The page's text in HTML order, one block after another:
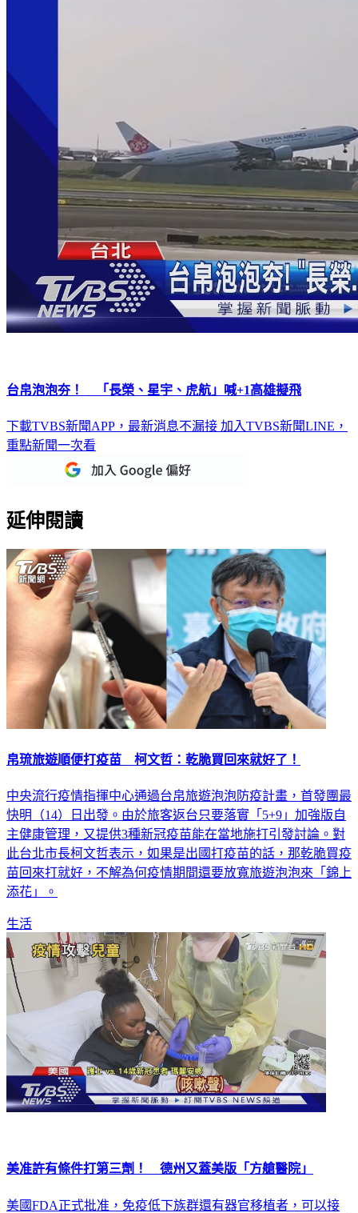
台帛泡泡夯！ 「長榮、星宇、虎航」喊+1高雄擬飛
下載TVBS新聞APP，最新消息不漏接 加入TVBS新聞LINE，
重點新聞一次看
延伸閱讀
帛琉旅遊順便打疫苗 柯文哲：乾脆買回來就好了！
中央流行疫情指揮中心通過台帛旅遊泡泡防疫計畫，首發團最
快明（14）日出發。由於旅客返台只要落實「5+9」加強版自
主健康管理，又提供3種新冠疫苗能在當地施打引發討論。對
此台北市長柯文哲表示，如果是出國打疫苗的話，那乾脆買疫
苗回來打就好，不解為何疫情期間還要放寬旅遊泡泡來「錦上
添花」。
生活
美准許有條件打第三劑！ 德州又蓋美版「方艙醫院」
美國FDA正式批准，免疫低下族群還有器官移植者，可以接